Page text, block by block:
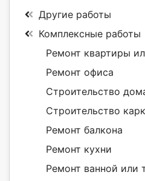
Другие работы
Комплексные работы
Ремонт квартиры
Ремонт офиса
Строительство
Строительство
Ремонт балкона
Ремонт кухни
Ремонт ванной или